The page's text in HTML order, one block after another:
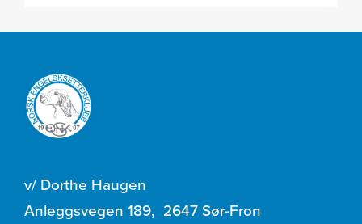
v/ Dorthe Haugen
Anleggsvegen 189, 2647 Sør-Fron